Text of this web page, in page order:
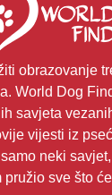
obrazovanje
World Dog
savjeta
vijesti iz
neki
sve što